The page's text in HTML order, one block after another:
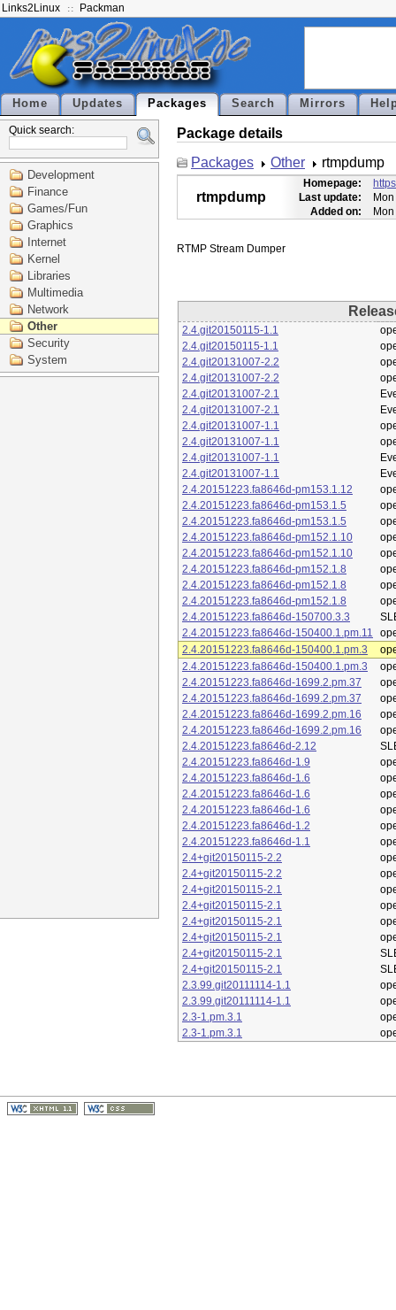
Links2Linux Packman
Home Updates Packages Search Mirrors
Quick search:
Development
Finance
Games/Fun
Graphics
Internet
Kernel
Libraries
Multimedia
Network
Other
Security
System
Package details
Packages
Other rtmpdump
rtmpdump
Homepage:
Last update:
Added on:
2.4.git20150115-1.1
2.4.git20150115-1.1
2.4.git20131007-2.2
2.4.git20131007-2.2
2.4.git20131007-2.1
2.4.git20131007-2.1
2.4.git20131007-1.1
2.4.git20131007-1.1
2.4.git20131007-1.1
2.4.git20131007-1.1
2.4.20151223.fa8646d-pm153.1.12
2.4.20151223.fa8646d-pm153.1.5
2.4.20151223.fa8646d-pm153.1.5
2.4.20151223.fa8646d-pm152.1.10
2.4.20151223.fa8646d-pm152.1.10
2.4.20151223.fa8646d-pm152.1.8
2.4.20151223.fa8646d-pm152.1.8
2.4.20151223.fa8646d-pm152.1.8
2.4.20151223.fa8646d-150700.3.3
2.4.20151223.fa8646d-150400.1.pm.11
2.4.20151223.fa8646d-150400.1.pm.3
2.4.20151223.fa8646d-150400.1.pm.3
2.4.20151223.fa8646d-1699.2.pm.37
2.4.20151223.fa8646d-1699.2.pm.37
2.4.20151223.fa8646d-1699.2.pm.16
2.4.20151223.fa8646d-1699.2.pm.16
2.4.20151223.fa8646d-2.12
2.4.20151223.fa8646d-1.9
2.4.20151223.fa8646d-1.6
2.4.20151223.fa8646d-1.6
2.4.20151223.fa8646d-1.6
2.4.20151223.fa8646d-1.2
2.4.20151223.fa8646d-1.1
2.4+git20150115-2.2
2.4+git20150115-2.2
2.4+git20150115-2.1
2.4+git20150115-2.1
2.4+git20150115-2.1
2.4+git20150115-2.1
2.4+git20150115-2.1
2.4+git20150115-2.1
2.3.99.git20111114-1.1
2.3.99.git20111114-1.1
2.3-1.pm.3.1
2.3-1.pm.3.1